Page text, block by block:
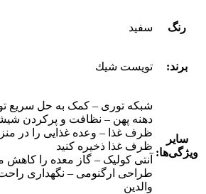
رنگ سفید
برند: تويست شيك
سایر
ویژگی‌ها:
شبکه توری – کمک به حل سریع
دهنه پهن – نظافت و پرکردن
ظرف غذا – وعده غذایی را در
ظرف غذا ذخیره کنید
آنتی کولیک – گاز معده را کاهش
طراحی ارگنومی – نگهداری
والدین